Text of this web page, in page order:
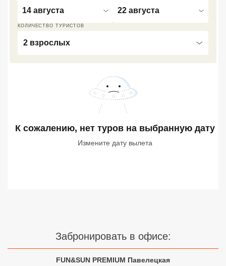
14 августа 22 августа
КОЛИЧЕСТВО ТУРИСТОВ
2 взрослых
К сожалению, нет туров на выбранную дату
Измените дату вылета
Забронировать в офисе:
FUN&SUN PREMIUM Павелецкая
Сетевые отели ОАЭ